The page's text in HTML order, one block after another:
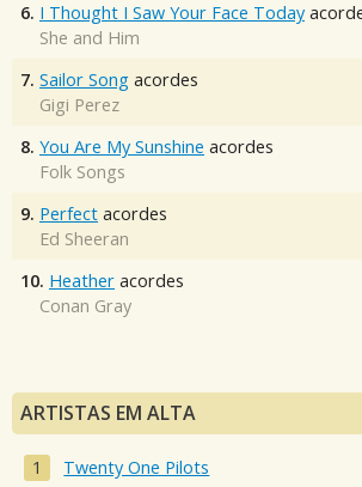
6. I Thought I Saw Your Face Today
She and Him
7. Sailor Song acordes
Gigi Perez
8. You Are My Sunshine acordes
Folk Songs
9. Perfect acordes
Ed Sheeran
10. Heather acordes
Conan Gray
ARTISTAS EM ALTA
Twenty One Pilots